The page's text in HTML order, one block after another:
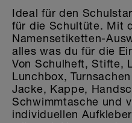
Ideal für den
für die Schultüte. Mit
Namensetiketten-
alles was du für die
Von Schulheft, Stifte,
Lunchbox,
Jacke, Kappe,
Schwimmtasche und
individuellen